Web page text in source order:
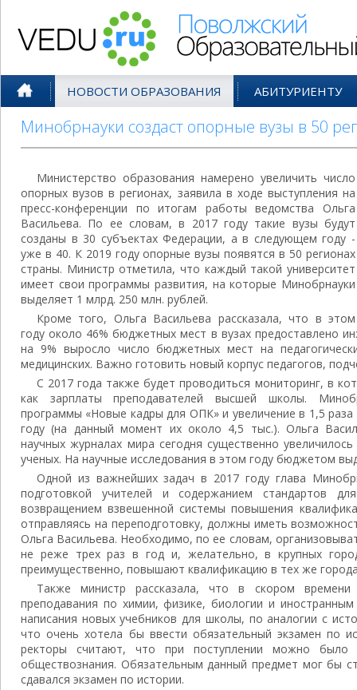
НОВОСТИ ОБРАЗОВАНИЯ АБИТУРИЕНТУ
Минобрнауки создаст опорные вузы в 50
Министерство образования намерено увеличить число
опорных вузов в регионах, заявила в ходе выступления на
пресс-конференции по итогам работы ведомства Ольга
Васильева. По ее словам, в 2017 году такие вузы будут
созданы в 30 субъектах Федерации, а в следующем году -
уже в 40. К 2019 году опорные вузы появятся в 50 регионах
страны. Министр отметила, что каждый такой университет
имеет свои программы развития, на которые Минобрнауки
выделяет 1 млрд. 250 млн. рублей.
Кроме того, Ольга Васильева рассказала, что в этом
году около 46% бюджетных мест в вузах предоставлено
на 9% выросло число бюджетных мест на
медицинских. Важно готовить новый корпус педагогов,
С 2017 года также будет проводиться мониторинг, в
как зарплаты преподавателей высшей школы.
программы «Новые кадры для ОПК» и увеличение в 1,5
году (на данный момент их около 4,5 тыс.). Ольга
научных журналах мира сегодня существенно
ученых. На научные исследования в этом году бюджетом
Одной из важнейших задач в 2017 году глава
подготовкой учителей и содержанием стандартов
возвращением взвешенной системы повышения
отправляясь на переподготовку, должны иметь
Ольга Васильева. Необходимо, по ее словам,
не реже трех раз в год и, желательно, в крупных
преимущественно, повышают квалификацию в тех же
Также министр рассказала, что в скором времени
преподавания по химии, физике, биологии и
написания новых учебников для школы, по аналогии с
что очень хотела бы ввести обязательный экзамен по
ректоры считают, что при поступлении можно
обществознания. Обязательным данный предмет мог бы
сдавался экзамен по истории.